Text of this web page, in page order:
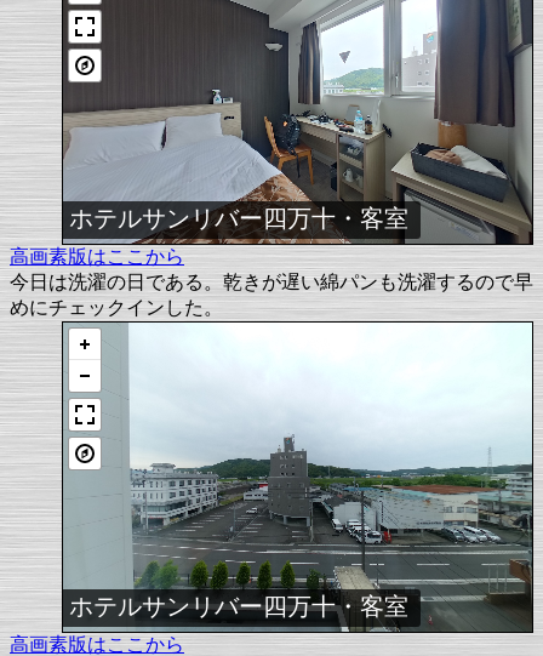
ホテルサンリバー四万十・客室
高画素版はここから
今日は洗濯の日である。乾きが遅い綿パンも洗濯するので早
めにチェックインした。
ホテルサンリバー四万十・客室
高画素版はここから